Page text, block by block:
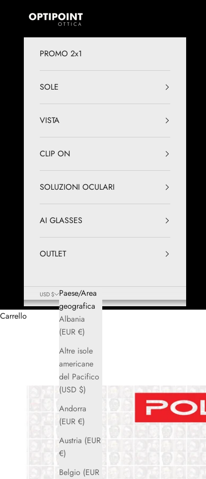
Optipoint - Lux S.r.l.
PROMO 2x1
SOLE
VISTA
CLIP ON
SOLUZIONI OCULARI
AI GLASSES
OUTLET
USD $
Paese/Area
geografica
Albania
(EUR €)
Altre isole
americane
del Pacifico
(USD $)
Andorra
(EUR €)
Austria (EUR
€)
Belgio (EUR
Carrello